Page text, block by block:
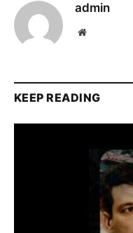
admin
Website
KEEP READING